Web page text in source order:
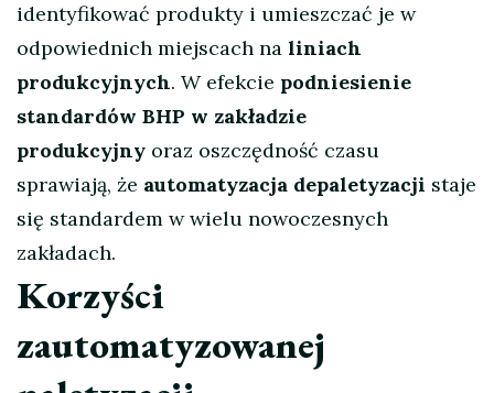
identyfikować produkty i umieszczać je w
odpowiednich miejscach na liniach
produkcyjnych. W efekcie podniesienie
standardów BHP w zakładzie
produkcyjny oraz oszczędność czasu
sprawiają, że automatyzacja depaletyzacji staje
się standardem w wielu nowoczesnych
zakładach.
Korzyści
zautomatyzowanej